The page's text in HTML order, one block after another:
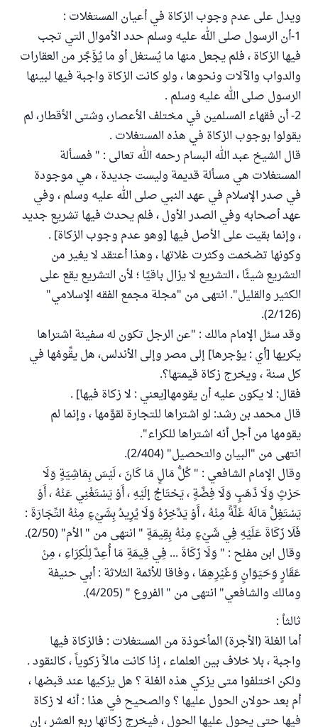
ويدل على عدم وجوب الزكاة في أعيان المستغلات :
1-أن الرسول صلى الله عليه وسلم حدد الأموال التي تجب
فيها الزكاة ، فلم يجعل منها ما يُستغل أو ما يُؤَجَّر من العقارات
والدواب والآلات ونحوها ، ولو كانت الزكاة واجبة فيها لبينها
الرسول صلى الله عليه وسلم .
2- أن فقهاء المسلمين في مختلف الأعصار، وشتى الأقطار، لم
يقولوا بوجوب الزكاة في هذه المستغلات .
قال الشيخ عبد الله البسام رحمه الله تعالى : " فمسألة
المستغلات هي مسألة قديمة وليست جديدة ، هي موجودة
في صدر الإسلام في عهد النبي صلى الله عليه وسلم ، وفي
عهد أصحابه وفي الصدر الأول ، فلم يحدث فيها تشريع جديد
، وإنما بقيت على الأصل فيها [وهو عدم وجوب الزكاة] .
وكونها تضخمت وكثرت غلاتها ، وهذا أعتقد لا يغير من
التشريع شيئًا ، التشريع لا يزال باقيًا ؛ لأن التشريع يقع على
الكثير والقليل". انتهى من "مجلة مجمع الفقه الإسلامي"
(2/126).
وقد سئل الإمام مالك : "عن الرجل تكون له سفينة اشتراها
يكريها [أي : يؤجرها] إلى مصر وإلى الأندلس، هل يقِّومُها في
كل سنة ، ويخرج زكاة قيمتها؟.
فقال: لا يكون عليه أن يقومها[يعني : لا زكاة فيها] .
قال محمد بن رشد: لو اشتراها للتجارة لقوَّمها ، وإنما لم
يقومها من أجل أنه اشتراها للكراء".
انتهى من "البيان والتحصيل" (2/404).
وقال الإمام الشافعي : " كُلُّ مَالٍ مَا كَانَ ، لَيْسَ بِمَاشِيَةٍ وَلَا
حَرْثٍ وَلَا ذَهَبٍ وَلَا فِضَّةٍ ، يَحْتَاجُ إلَيْهِ ، أَوْ يَسْتَغْنِي عَنْهُ ، أَوْ
يَسْتَغِلُّ مَالَهُ غَلَّةً مِنْهُ ، أَوْ يَدَّخِرُهُ وَلَا يُرِيدُ بِشَيْءٍ مِنْهُ التِّجَارَةَ :
فَلَا زَكَاةَ عَلَيْهِ فِي شَيْءٍ مِنْهُ بِقِيمَةٍ " انتهى من " الأم" (2/50).
وقال ابن مفلح : " وَلَا زَكَاةَ ... فِي قِيمَةِ مَا أُعِدَّ لِلْكِرَاءِ ، مِنْ
عَقَارٍ وَحَيَوَانٍ وَغَيْرِهِمَا ، وفاقا للأئمة الثلاثة : أبي حنيفة
ومالك والشافعي" انتهى من " الفروع " (4/205).
ثالثاُ :
أما الغلة (الأجرة) المأخوذة من المستغلات : فالزكاة فيها
واجبة ، بلا خلاف بين العلماء ، إذا كانت مالاً زكوياً ، كالنقود .
ولكن اختلفوا متى يزكي هذه الغلة ؟ هل يزكيها عند قبضها ،
أم بعد حولان الحول عليها ؟ والصحيح في هذا : أنه لا زكاة
فيها حتى يحول عليها الحول ، فيخرج زكاتها ربع العشر ، إن